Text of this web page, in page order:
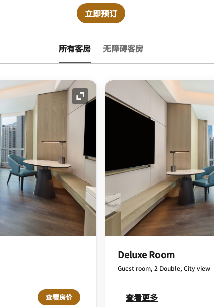
立即预订
所有客房 无障碍客房
展开图标
查看房价
Deluxe Room
Guest room, 2 Double, City view
查看更多